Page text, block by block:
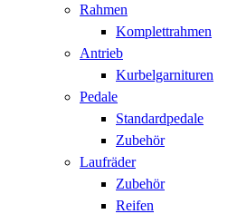
Rahmen
Komplettrahmen
Antrieb
Kurbelgarnituren
Pedale
Standardpedale
Zubehör
Laufräder
Zubehör
Reifen